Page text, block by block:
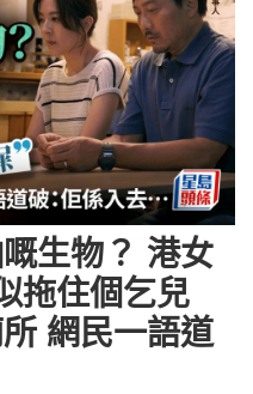
生物？ 港女
拖住個乞兒
網民一語道